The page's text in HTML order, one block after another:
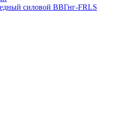
силовой ВВГнг-FRLS